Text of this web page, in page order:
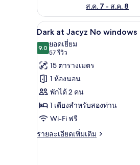
ส.ค. 7 - ส.ค. 8
เปิด
ภาพถ่าย
ทั้งหมด
ของ
Dark
at
Jacyz
No
windows
4
Dark at Jacyz No windows
9.09.0 จาก 10
ยอดเยี่ยม
57 รีวิว
(57
รีวิว)
15 ตารางเมตร
1 ห้องนอน
พักได้ 2 คน
1 เตียงสำหรับสองท่าน
Wi-Fi ฟรี
รายละเอียดเพิ่มเติม
ราย